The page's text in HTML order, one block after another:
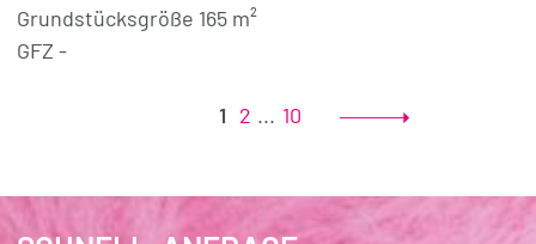
Grundstücksgröße 165 m²
GFZ -
1 2 ... 10